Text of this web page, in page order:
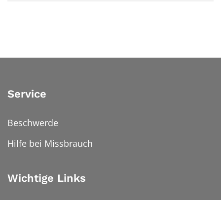
Service
Beschwerde
Hilfe bei Missbrauch
Wichtige Links